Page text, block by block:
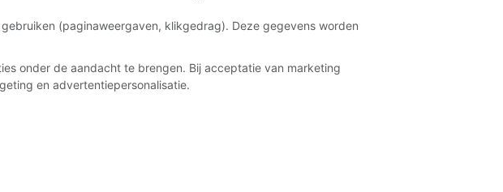
(paginaweergaven, klikgedrag). Deze gegevens worden
onder de aandacht te brengen. Bij acceptatie van marketing
en advertentiepersonalisatie.